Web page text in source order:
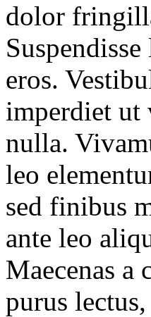
dolor
eros.
imperdiet ut
nulla.
leo
sed finibus
ante leo
Maecenas
purus